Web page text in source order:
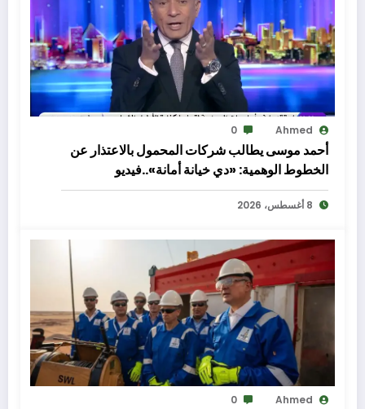
Ahmed
0
أحمد موسى يطالب شركات المحمول بالاعتذار عن
الخطوط الوهمية: «دي خيانة أمانة»..فيديو
8 أغسطس، 2026
Ahmed
0